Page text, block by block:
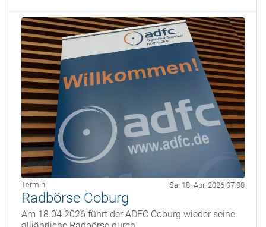
Termin Sa. 18. Apr. 2026 07:00
Radbörse Coburg
Am 18.04.2026 führt der ADFC Coburg wieder seine